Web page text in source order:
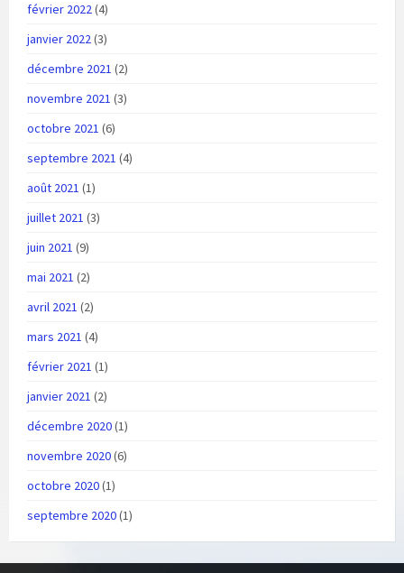
février 2022(4)
janvier 2022(3)
décembre 2021 (2)
novembre 2021 (3)
octobre 2021 (6)
septembre 2021 (4)
août 2021 (1)
juillet 2021 (3)
juin 2021 (9)
mai 2021 (2)
avril 2021 (2)
mars 2021 (4)
février 2021 (1)
janvier 2021 (2)
décembre 2020(1)
novembre 2020(6)
octobre 2020(1)
septembre 2020(1)